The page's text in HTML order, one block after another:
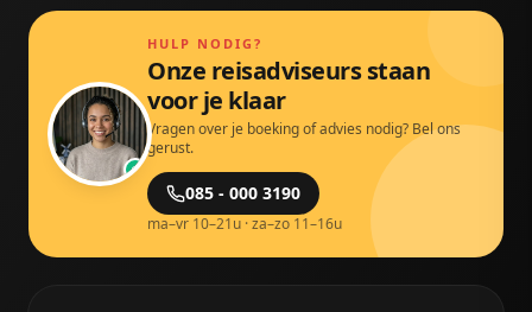
HULP NODIG?
Onze reisadviseurs staan
voor je klaar
Vragen over je boeking of advies nodig? Bel ons
gerust.
085 - 000 3190
ma–vr 10–21u · za–zo 11–16u